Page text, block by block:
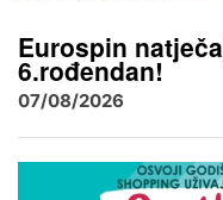
Eurospin
6.rođendan!
07/08/2026